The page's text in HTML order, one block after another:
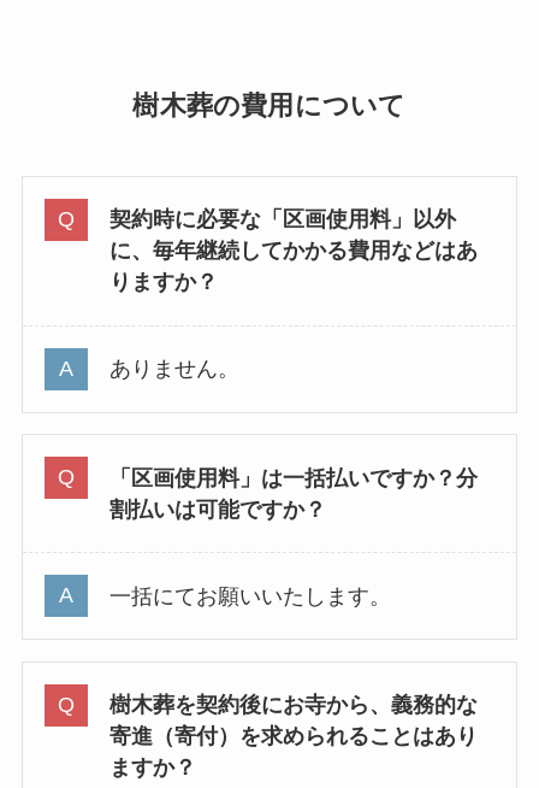
樹木葬の費用について
契約時に必要な「区画使用料」以外
に、毎年継続してかかる費用などはあ
りますか？
ありません。
「区画使用料」は一括払いですか？分
割払いは可能ですか？
一括にてお願いいたします。
樹木葬を契約後にお寺から、義務的な
寄進（寄付）を求められることはあり
ますか？